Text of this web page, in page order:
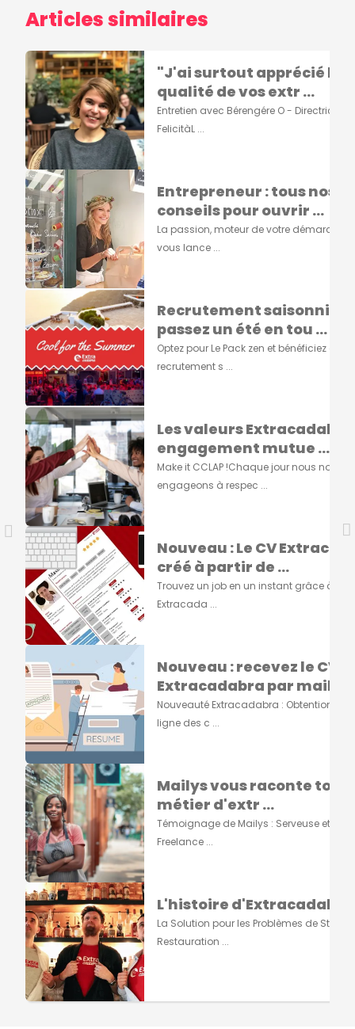
Articles similaires
"J'ai surtout apprécié la
qualité de vos extr ...
Entretien avec Bérengére O - Directrice
FelicitàL ...
Entrepreneur : tous nos
conseils pour ouvrir ...
La passion, moteur de votre
vous lance ...
Recrutement saisonnier :
passez un été en tou ...
Optez pour Le Pack zen et bénéficiez d'un
recrutement s ...
Les valeurs
engagement mutue ...
Make it CCLAP !Chaque jour nous nous
engageons à respec ...
Nouveau : Le CV
créé à partir de ...
Trouvez un job en un instant grâce à
Extracada ...
Nouveau : recevez le CV
Extracadabra par mail ...
Nouveauté Extracadabra : Obtention du
ligne des c ...
Mailys vous raconte tout
métier d'extr ...
Témoignage de Mailys : Serveuse et
Freelance ...
L'histoire d'Extracadabra
La Solution pour les Problèmes de Staff
Restauration ...